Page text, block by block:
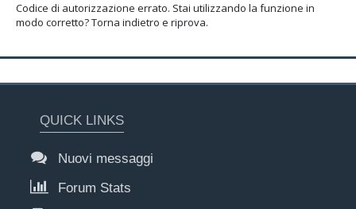
Codice di autorizzazione errato. Stai utilizzando la funzione in
modo corretto? Torna indietro e riprova.
QUICK LINKS
Nuovi messaggi
Forum Stats